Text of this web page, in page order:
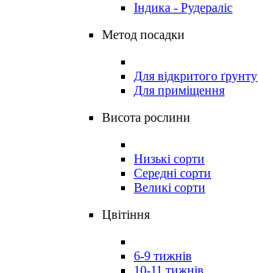
Індика - Рудераліс
Метод посадки
Для відкритого ґрунту
Для приміщення
Висота рослини
Низькі сорти
Середні сорти
Великі сорти
Цвітіння
6-9 тижнів
10-11 тижнів